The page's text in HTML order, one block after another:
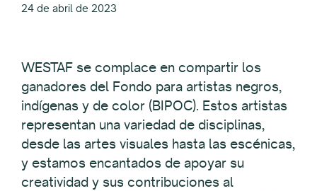
24 de abril de 2023
WESTAF se complace en compartir los
ganadores del Fondo para artistas negros,
indígenas y de color (BIPOC). Estos artistas
representan una variedad de disciplinas,
desde las artes visuales hasta las escénicas,
y estamos encantados de apoyar su
creatividad y sus contribuciones al